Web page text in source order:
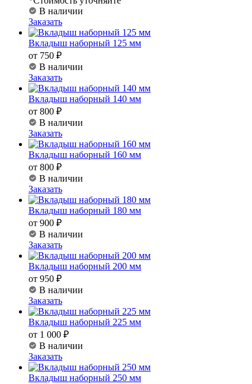
В наличии
Заказать
Вкладыш наборный 125 мм
от 750 ₽
В наличии
Заказать
Вкладыш наборный 140 мм
от 800 ₽
В наличии
Заказать
Вкладыш наборный 160 мм
от 800 ₽
В наличии
Заказать
Вкладыш наборный 180 мм
от 900 ₽
В наличии
Заказать
Вкладыш наборный 200 мм
от 950 ₽
В наличии
Заказать
Вкладыш наборный 225 мм
от 1 000 ₽
В наличии
Заказать
Вкладыш наборный 250 мм